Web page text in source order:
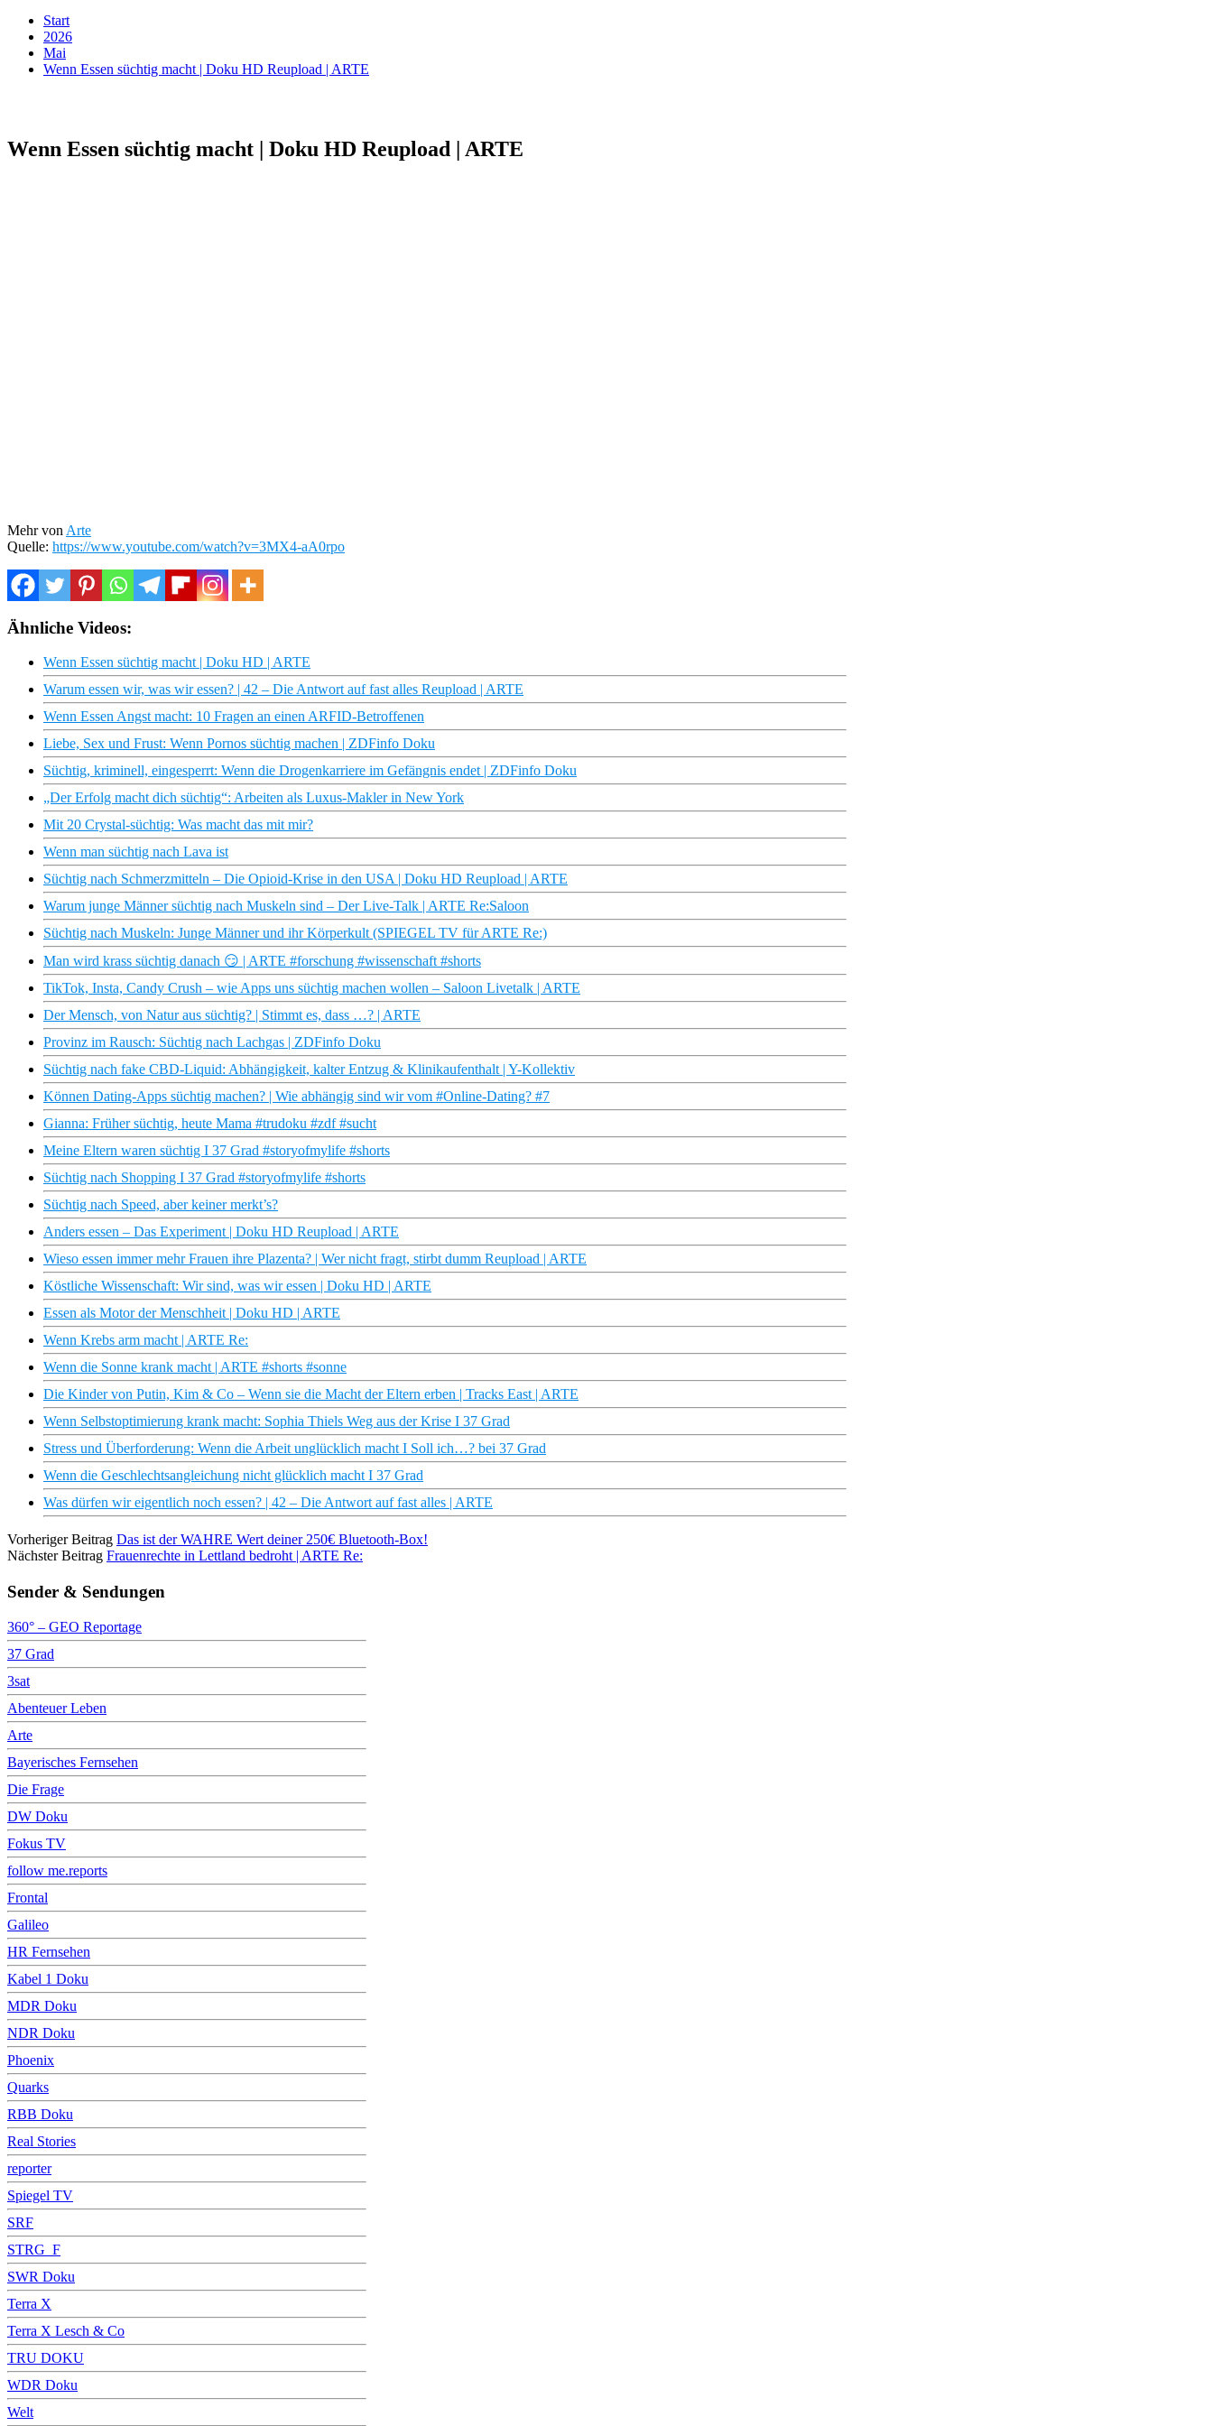
Start
2026
Mai
Wenn Essen süchtig macht | Doku HD Reupload | ARTE
Wenn Essen süchtig macht | Doku HD Reupload | ARTE
Mehr von Arte
Quelle: https://www.youtube.com/watch?v=3MX4-aA0rpo
Ähnliche Videos:
Wenn Essen süchtig macht | Doku HD | ARTE
Warum essen wir, was wir essen? | 42 – Die Antwort auf fast alles Reupload | ARTE
Wenn Essen Angst macht: 10 Fragen an einen ARFID-Betroffenen
Liebe, Sex und Frust: Wenn Pornos süchtig machen | ZDFinfo Doku
Süchtig, kriminell, eingesperrt: Wenn die Drogenkarriere im Gefängnis endet | ZDFinfo Doku
„Der Erfolg macht dich süchtig“: Arbeiten als Luxus-Makler in New York
Mit 20 Crystal-süchtig: Was macht das mit mir?
Wenn man süchtig nach Lava ist
Süchtig nach Schmerzmitteln – Die Opioid-Krise in den USA | Doku HD Reupload | ARTE
Warum junge Männer süchtig nach Muskeln sind – Der Live-Talk | ARTE Re:Saloon
Süchtig nach Muskeln: Junge Männer und ihr Körperkult (SPIEGEL TV für ARTE Re:)
Man wird krass süchtig danach 😏 | ARTE #forschung #wissenschaft #shorts
TikTok, Insta, Candy Crush – wie Apps uns süchtig machen wollen – Saloon Livetalk | ARTE
Der Mensch, von Natur aus süchtig? | Stimmt es, dass …? | ARTE
Provinz im Rausch: Süchtig nach Lachgas | ZDFinfo Doku
Süchtig nach fake CBD-Liquid: Abhängigkeit, kalter Entzug & Klinikaufenthalt | Y-Kollektiv
Können Dating-Apps süchtig machen? | Wie abhängig sind wir vom #Online-Dating? #7
Gianna: Früher süchtig, heute Mama #trudoku #zdf #sucht
Meine Eltern waren süchtig I 37 Grad #storyofmylife #shorts
Süchtig nach Shopping I 37 Grad #storyofmylife #shorts
Süchtig nach Speed, aber keiner merkt’s?
Anders essen – Das Experiment | Doku HD Reupload | ARTE
Wieso essen immer mehr Frauen ihre Plazenta? | Wer nicht fragt, stirbt dumm Reupload | ARTE
Köstliche Wissenschaft: Wir sind, was wir essen | Doku HD | ARTE
Essen als Motor der Menschheit | Doku HD | ARTE
Wenn Krebs arm macht | ARTE Re:
Wenn die Sonne krank macht | ARTE #shorts #sonne
Die Kinder von Putin, Kim & Co – Wenn sie die Macht der Eltern erben | Tracks East | ARTE
Wenn Selbstoptimierung krank macht: Sophia Thiels Weg aus der Krise I 37 Grad
Stress und Überforderung: Wenn die Arbeit unglücklich macht I Soll ich…? bei 37 Grad
Wenn die Geschlechtsangleichung nicht glücklich macht I 37 Grad
Was dürfen wir eigentlich noch essen? | 42 – Die Antwort auf fast alles | ARTE
Vorheriger Beitrag Das ist der WAHRE Wert deiner 250€ Bluetooth-Box!
Nächster Beitrag Frauenrechte in Lettland bedroht | ARTE Re:
Sender & Sendungen
360° – GEO Reportage
37 Grad
3sat
Abenteuer Leben
Arte
Bayerisches Fernsehen
Die Frage
DW Doku
Fokus TV
follow me.reports
Frontal
Galileo
HR Fernsehen
Kabel 1 Doku
MDR Doku
NDR Doku
Phoenix
Quarks
RBB Doku
Real Stories
reporter
Spiegel TV
SRF
STRG_F
SWR Doku
Terra X
Terra X Lesch & Co
TRU DOKU
WDR Doku
Welt